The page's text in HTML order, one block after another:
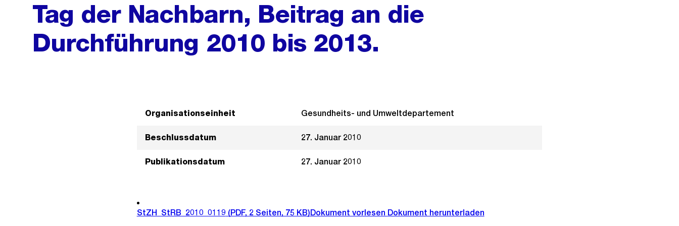
Tag der Nachbarn, Beitrag an die
Durchführung 2010 bis 2013.
Organisationseinheit Gesundheits- und Umweltdepartement
Beschlussdatum 27. Januar 2010
Publikationsdatum 27. Januar 2010
StZH_StRB_2010_0119 (PDF, 2 Seiten, 75 KB)Dokument vorlesen Dokument herunterladen